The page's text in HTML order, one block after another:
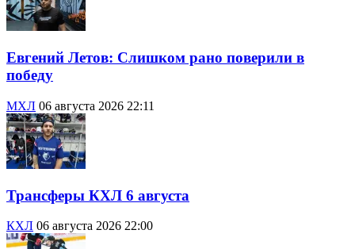
Евгений Летов: Слишком рано поверили в
победу
МХЛ 06 августа 2026 22:11
Трансферы КХЛ 6 августа
КХЛ 06 августа 2026 22:00